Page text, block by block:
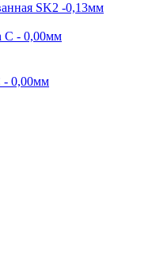
SK2 -0,13мм
- 0,00мм